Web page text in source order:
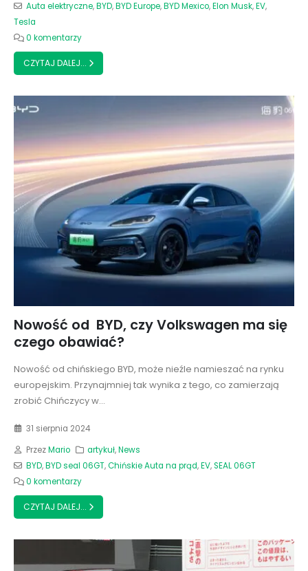
Auta elektryczne,BYD,BYD Europe,BYD Mexico,Elon Musk,EV,
Tesla
0 komentarzy
CZYTAJ DALEJ...
Nowość od BYD, czy Volkswagen ma się
czego obawiać?
Nowość od chińskiego BYD, może nieźle namieszać na rynku
europejskim. Przynajmniej tak wynika z tego, co zamierzają
zrobić Chińczycy w...
31 sierpnia 2024
PrzezMario artykuł,News
BYD,BYD seal 06GT,Chińskie Auta na prąd,EV,SEAL 06GT
0 komentarzy
CZYTAJ DALEJ...